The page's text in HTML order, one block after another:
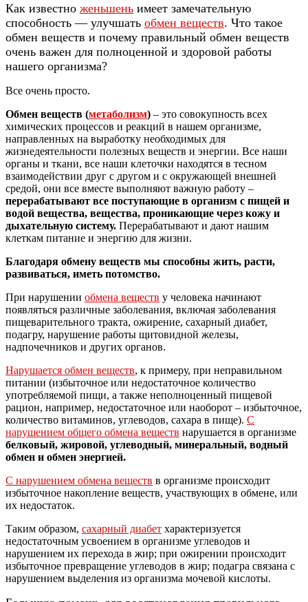
Как известно женьшень имеет замечательную
способность — улучшать обмен веществ. Что такое
обмен веществ и почему правильный обмен веществ
очень важен для полноценной и здоровой работы
нашего организма?
Все очень просто.
Обмен веществ (метаболизм) – это совокупность всех
химических процессов и реакций в нашем организме,
направленных на выработку необходимых для
жизнедеятельности полезных веществ и энергии. Все наши
органы и ткани, все наши клеточки находятся в тесном
взаимодействии друг с другом и с окружающей внешней
средой, они все вместе выполняют важную работу –
перерабатывают все поступающие в организм с пищей и
водой вещества, вещества, проникающие через кожу и
дыхательную систему. Перерабатывают и дают нашим
клеткам питание и энергию для жизни.
Благодаря обмену веществ мы способны жить, расти,
развиваться, иметь потомство.
При нарушении обмена веществ у человека начинают
появляться различные заболевания, включая заболевания
пищеварительного тракта, ожирение, сахарный диабет,
подагру, нарушение работы щитовидной железы,
надпочечников и других органов.
Нарушается обмен веществ, к примеру, при неправильном
питании (избыточное или недостаточное количество
употребляемой пищи, а также неполноценный пищевой
рацион, например, недостаточное или наоборот – избыточное,
количество витаминов, углеводов, сахара в пище). С
нарушением общего обмена веществ нарушается в организме
белковый, жировой, углеводный, минеральный, водный
обмен и обмен энергией.
С нарушением обмена веществ в организме происходит
избыточное накопление веществ, участвующих в обмене, или
их недостаток.
Таким образом, сахарный диабет характеризуется
недостаточным усвоением в организме углеводов и
нарушением их перехода в жир; при ожирении происходит
избыточное превращение углеводов в жир; подагра связана с
нарушением выделения из организма мочевой кислоты.